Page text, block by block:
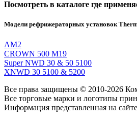
Посмотреть в каталоге где
Модели рефрижераторных установок
AM2
CROWN 500 M19
Super NWD 30 & 50 5100
XNWD 30 5100 & 5200
Все права защищены © 2010-2026
Все торговые марки и логотипы
Информация представленная на